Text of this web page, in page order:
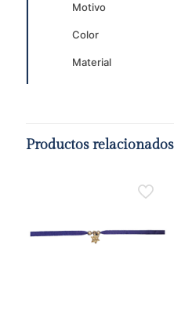
Motivo
Color
Material
Productos relacionados